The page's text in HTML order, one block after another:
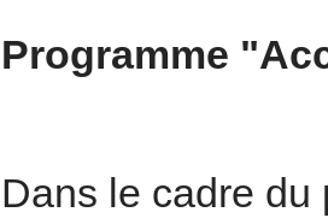
Programme
Dans le cadre